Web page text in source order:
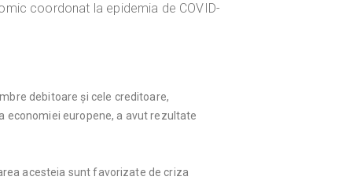
coordonat la epidemia de COVID-
debitoare și cele creditoare,
economiei europene, a avut rezultate
acesteia sunt favorizate de criza